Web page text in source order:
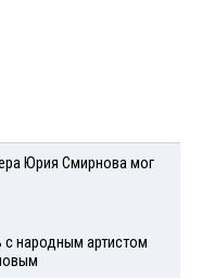
Юрия Смирнова мог
с народным артистом